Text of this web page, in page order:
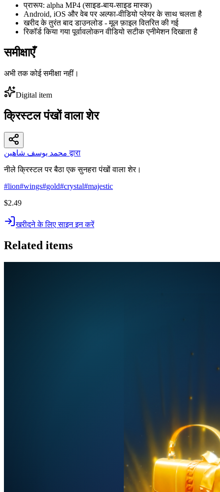
प्रारूप: alpha MP4 (साइड-बाय-साइड मास्क)
Android, iOS और वेब पर अल्फा-वीडियो प्लेयर के साथ चलता है
खरीद के तुरंत बाद डाउनलोड - मूल फ़ाइल वितरित की गई
रिकॉर्ड किया गया पूर्वावलोकन वीडियो सटीक एनीमेशन दिखाता है
समीक्षाएँ
अभी तक कोई समीक्षा नहीं।
Digital item
क्रिस्टल पंखों वाला शेर
محمد يوسف شاهين द्वारा
नीले क्रिस्टल पर बैठा एक सुनहरा पंखों वाला शेर।
#lion#wings#gold#crystal#majestic
$2.49
खरीदने के लिए साइन इन करें
Related items